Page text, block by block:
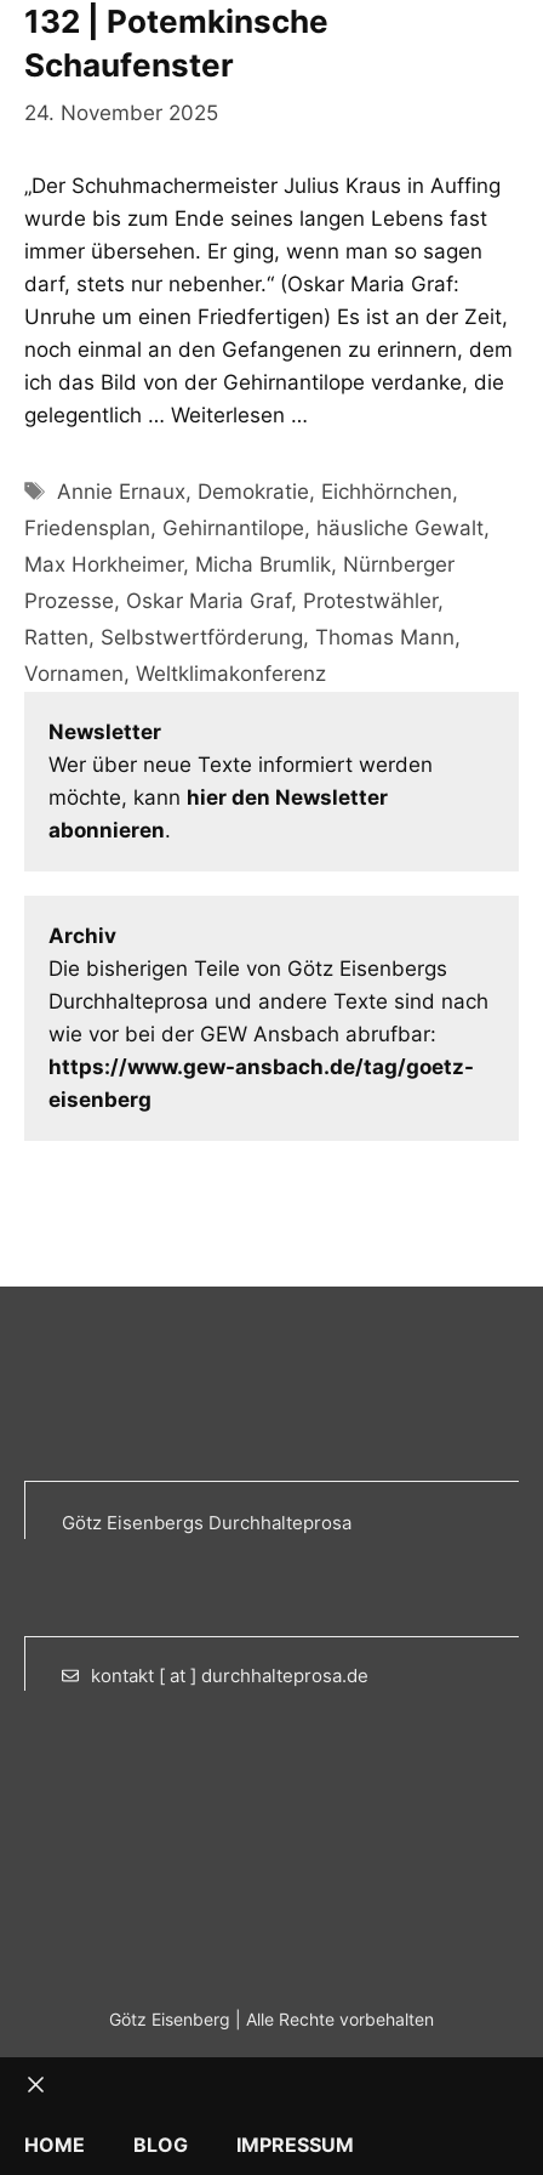
132 | Potemkinsche
Schaufenster
24. November 2025
„Der Schuhmachermeister Julius Kraus in Auffing
wurde bis zum Ende seines langen Lebens fast
immer übersehen. Er ging, wenn man so sagen
darf, stets nur nebenher.“ (Oskar Maria Graf:
Unruhe um einen Friedfertigen) Es ist an der Zeit,
noch einmal an den Gefangenen zu erinnern, dem
ich das Bild von der Gehirnantilope verdanke, die
gelegentlich … Weiterlesen …
Schlagwörter
Annie Ernaux, Demokratie, Eichhörnchen,
Friedensplan, Gehirnantilope, häusliche Gewalt,
Max Horkheimer, Micha Brumlik, Nürnberger
Prozesse, Oskar Maria Graf, Protestwähler,
Ratten, Selbstwertförderung, Thomas Mann,
Vornamen, Weltklimakonferenz
Newsletter
Wer über neue Texte informiert werden
möchte, kann hier den Newsletter
abonnieren.
Archiv
Die bisherigen Teile von Götz Eisenbergs
Durchhalteprosa und andere Texte sind nach
wie vor bei der GEW Ansbach abrufbar:
https://www.gew-ansbach.de/tag/goetz-
eisenberg
Götz Eisenbergs Durchhalteprosa
kontakt [ at ] durchhalteprosa.de
Götz Eisenberg | Alle Rechte vorbehalten
HOME
BLOG IMPRESSUM